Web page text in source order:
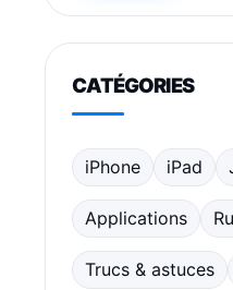
CATÉGORIES
iPhone iPad
Applications
Trucs & astuces